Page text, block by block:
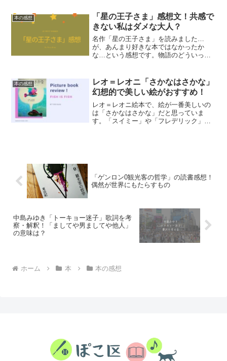
本の感想
「星の王子さま」感想文！共感で
きない私はダメな大人？
名作「星の王子さま」を読みました…
が、あんまり好きな本ではなかったか
な…という感想です。物語のどういった
本の感想
レオ＝レオニ「さかなはさかな」
幻想的で美しい絵がおすすめ！
レオ＝レオニ絵本で、絵が一番美しいの
は「さかなはさかな」だと思っていま
す。「スイミー」や「フレデリック」ほ
「ゲンロン0観光客の哲学」の読書感想！
偶然が世界にもたらすもの
中島みゆき「トーキョー迷子」歌詞を考
察・解釈！「ましてや男ましてや他人」
の意味は？
ホーム 本 本の感想